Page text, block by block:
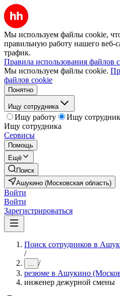
Мы используем файлы cookie,
правильную работу нашего веб-
трафик.
Правила использования файлов
Мы используем файлы cookie.
файлов cookie
Понятно
Ищу сотрудника
Ищу работу
Ищу
Ищу сотрудника
Сервисы
Помощь
Ещё
Поиск
Ашукино (Московская область)
Войти
Войти
Зарегистрироваться
Поиск сотрудников в
/
... /
резюме в Ашукино
инженер дежурной смены